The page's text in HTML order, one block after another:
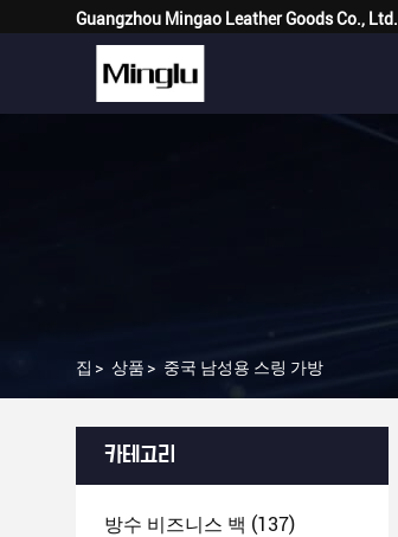
Guangzhou Mingao Leather Goods Co., Ltd.
집 > 상품 > 중국 남성용 스링 가방
카테고리
방수 비즈니스 백 (137)